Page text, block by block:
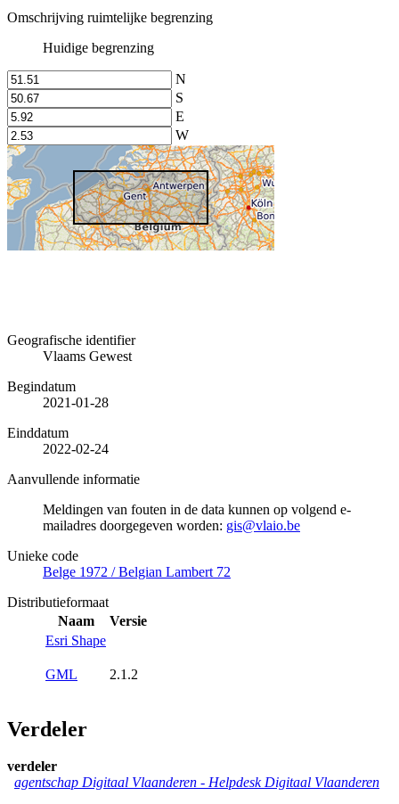
Omschrijving ruimtelijke begrenzing
Huidige begrenzing
N
S
E
W
Geografische identifier
Vlaams Gewest
Begindatum
2021-01-28
Einddatum
2022-02-24
Aanvullende informatie
Meldingen van fouten in de data kunnen op volgend e-
mailadres doorgegeven worden: gis@vlaio.be
Unieke code
Belge 1972 / Belgian Lambert 72
Distributieformaat
Naam
Versie
Esri Shape
GML 2.1.2
Verdeler
verdeler
agentschap Digitaal Vlaanderen - Helpdesk Digitaal Vlaanderen